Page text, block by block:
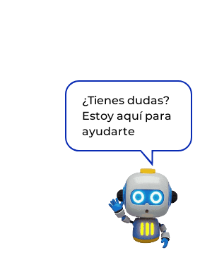
¿Tienes dudas?
Estoy aquí para
ayudarte